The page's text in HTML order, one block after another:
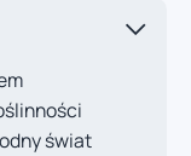
świat